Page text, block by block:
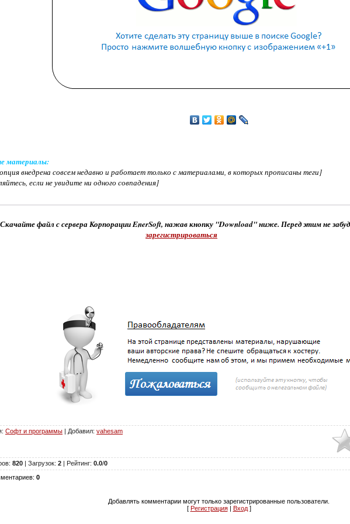
материалы:
внедрена совсем недавно и работает только с материалами, в которых прописаны теги]
если не увидите ни одного совпадения]
Скачайте файл с сервера Корпорации EnerSoft, нажав кнопку "Download" ниже. Перед этим не
зарегистрироваться
: Софт и программы | Добавил: vahesam
: 820 | Загрузок: 2 | Рейтинг: 0.0/0
: 0
Добавлять комментарии могут только зарегистрированные пользователи.
[ Регистрация| Вход]